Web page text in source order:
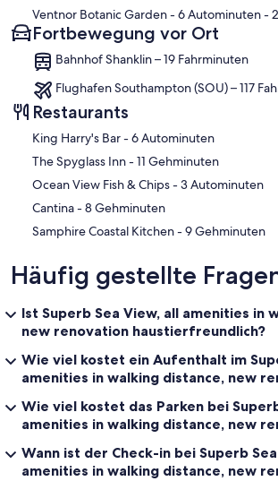
Ventnor Botanic Garden- 6 Autominuten-
Fortbewegung vor Ort
Bahnhof Shanklin – 19 Fahrminuten
Flughafen Southampton (SOU) – 117
Restaurants
‪King Harry's Bar - ‬6 Autominuten
‪The Spyglass Inn - ‬11 Gehminuten
‪Ocean View Fish & Chips - ‬3 Autominuten
‪Cantina - ‬8 Gehminuten
‪Samphire Coastal Kitchen - ‬9 Gehminuten
Häufig gestellte
Ist Superb Sea View, all amenities in
new renovation haustierfreundlich?
Wie viel kostet ein Aufenthalt im
amenities in walking distance, new
Wie viel kostet das Parken bei
amenities in walking distance, new
Wann ist der Check-in bei Superb
amenities in walking distance, new